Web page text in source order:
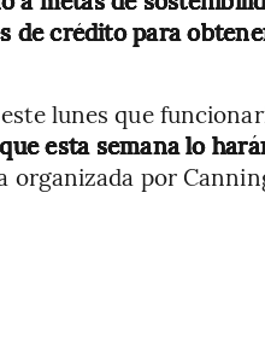
de crédito para
lunes que
esta semana lo
organizada por